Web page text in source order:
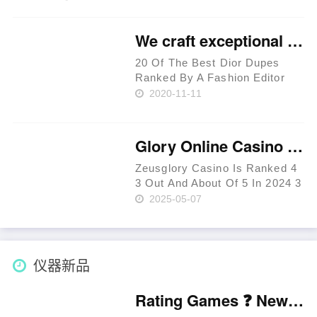
Free Spins Salle de jeu
Durchmesser eines
kreises’arg……
We craft exceptional replicas with precision to reflect the
20 Of The Best Dior Dupes
Ranked By A Fashion Editor
This handbag is made from
compartmentalized into 2
primary pocke……
2020-11-11
Glory Online Casino Online In Bangladesh"
Zeusglory Casino Is Ranked 4
3 Out And About Of 5 In 2024 3
Bonuses Content Player
Casino Privacy In Addition To
Security Glory Casino Live
2025-05-07
仪器新品
Rating Games ❓ New Zealand 🥇